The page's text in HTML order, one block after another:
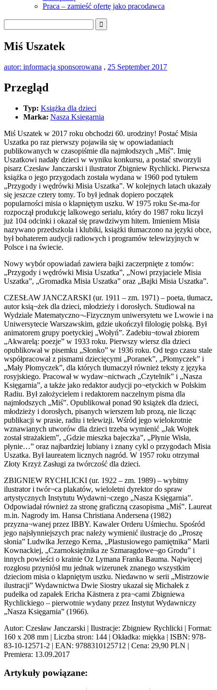
Praca – zamieść ofertę jako pracodawca
Miś Uszatek
autor: informacja sponsorowana , 25 September 2017
Przegląd
Typ: Książka dla dzieci
Marka: Nasza Księgarnia
Miś Uszatek w 2017 roku obchodzi 60. urodziny! Postać Misia
Uszatka po raz pierwszy pojawiła się w opowiadaniach
publikowanych w czasopiśmie dla najmłodszych „Miś”. Imię
Uszatkowi nadały dzieci w wyniku konkursu, a postać stworzyli
pisarz Czesław Janczarski i ilustrator Zbigniew Rychlicki. Pierwsza
książka o jego przygodach została wydana w 1960 pod tytułem
„Przygody i wędrówki Misia Uszatka”. W kolejnych latach ukazały
się jeszcze cztery tomy. To był jednak dopiero początek
popularności misia o klapniętym uszku. W 1975 roku Se-ma-for
rozpoczął produkcję lalkowego serialu, który do 1987 roku liczył
już 104 odcinki i okazał się prawdziwym hitem. Imieniem Misia
nazywano przedszkola i klubiki, książki tłumaczono na języki obce,
był bohaterem audycji radiowych i programów telewizyjnych w
Polsce i na świecie.
Nowy wybór opowiadań zawiera bajki zaczerpnięte z tomów:
„Przygody i wędrówki Misia Uszatka”, „Nowi przyjaciele Misia
Uszatka”, „Gromadka Misia Uszatka” oraz „Bajki Misia Uszatka”.
CZESŁAW JANCZARSKI (ur. 1911 – zm. 1971) – poeta, tłumacz,
autor ksią¬żek dla dzieci, młodzieży i dorosłych. Studiował na
Wydziale Matematyczno¬-Fizycznym uniwersytetu we Lwowie i na
Uniwersytecie Warszawskim, gdzie ukończył filologię polską. Był
animatorem grupy poetyckiej „Wołyń”. Zadebiu¬tował zbiorem
„Akwarelą: poezje” w 1933 roku. Pierwszy wiersz dla dzieci
opublikował w pisemku „Słonko” w 1936 roku. Od tego czasu stale
współpracował z pismami dziecięcymi „Poranek”, „Płomyczek” i
„Mały Płomyczek”, dla których tłumaczył również teksty z języka
rosyjskiego. Pracował w wydaw¬nictwach „Czytelnik” i „Nasza
Księgarnia”, a także jako redaktor audycji po¬etyckich w Polskim
Radiu. Był założycielem i redaktorem naczelnym pisma dla
najmłodszych „Miś”. Opublikował ponad 90 książek dla dzieci,
młodzieży i dorosłych, pisanych wierszem lub prozą, nie licząc
publikacji w prasie, radiu i telewizji. Wśród jego wielokrotnie
wznawianych utworów dla dzieci trzeba wymienić „Jak Wojtek
został strażakiem”, „Gdzie mieszka bajeczka”, „Płynie Wisła,
płynie…” oraz najbardziej lubiany i znany cykl o przygodach Misia
Uszatka. Był laureatem licznych nagród. W 1957 roku otrzymał
Złoty Krzyż Zasługi za twórczość dla dzieci.
ZBIGNIEW RYCHLICKI (ur. 1922 – zm. 1989) – wybitny
ilustrator i twór¬ca plakatów, wieloletni dyrektor do spraw
artystycznych Instytutu Wydawni¬czego „Nasza Księgarnia”.
Odpowiadał również za stronę graficzną czasopisma „Miś”. Laureat
m.in. Nagrody im. Hansa Christiana Andersena (1982)
przyzna¬wanej przez IBBY. Kawaler Orderu Uśmiechu. Spośród
jego najsłynniejszych prac należy wymienić ilustracje do „Proszę
słonia” Ludwika Jerzego Kerna, „Plastusiowego pamiętnika” Marii
Kownackiej, „Czarnoksiężnika ze Szmaragdowe¬go Grodu” i
innych powieści o krainie Oz Lymana Franka Bauma. Najwięcej
rozgłosu przyniósł mu jednak wizerunek znanego wszystkim
dzieciom misia o klapniętym uszku. Niedawno w serii „Mistrzowie
ilustracji” Wydawnictwa Dwie Siostry ukazał się Michałek z
pudełka od zapałek Ericha Kästnera z pra¬cami Zbigniewa
Rychlickiego – pierwotnie wydany przez Instytut Wydawniczy
„Nasza Księgarnia” (1966).
Autor: Czesław Janczarski | Ilustracje: Zbigniew Rychlicki | Format:
160 x 208 mm | Liczba stron: 144 | Okładka: miękka | ISBN: 978-
83-10-12571-2 | EAN: 9788310125712 | Cena: 29,90 PLN |
Premiera: 13.09.2017
Artykuły powiązane: